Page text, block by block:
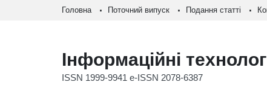
Головна Поточний випуск Подання статті
Інформаційні
ISSN 1999-9941 e-ISSN 2078-6387